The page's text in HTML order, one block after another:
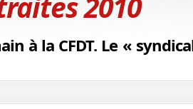
à la CFDT. Le «